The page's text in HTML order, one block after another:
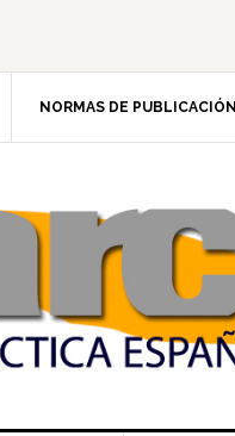
NORMAS DE PUBLICACIÓN